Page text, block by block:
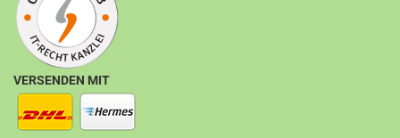
VERSENDEN MIT